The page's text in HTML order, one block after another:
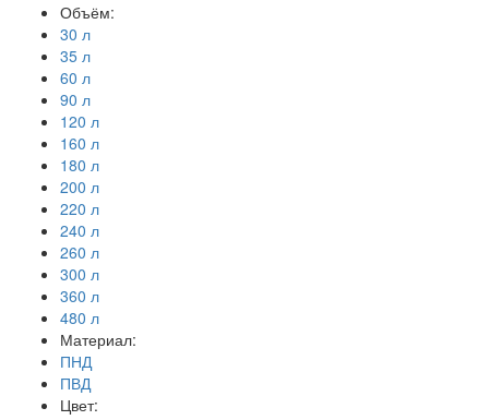
Объём:
30 л
35 л
60 л
90 л
120 л
160 л
180 л
200 л
220 л
240 л
260 л
300 л
360 л
480 л
Материал:
ПНД
ПВД
Цвет: